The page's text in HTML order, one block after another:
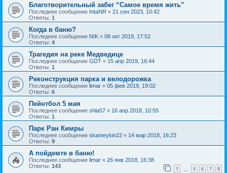
Благотворительный забег “Самое время жить”
Последнее сообщение IntaNR « 21 сен 2023, 10:42
Ответы: 1
Когда в баню?
Последнее сообщение NIK « 08 окт 2019, 17:52
Ответы: 4
Трагедия на реке Медведице
Последнее сообщение GDT « 15 апр 2019, 16:44
Ответы: 1
Реконструкция парка и велодорожка
Последнее сообщение limar « 05 фев 2019, 19:02
Ответы: 6
Пейнтбол 5 мая
Последнее сообщение shla57 « 16 апр 2018, 10:55
Ответы: 1
Парк Ран Кимры
Последнее сообщение skameykin22 « 14 мар 2018, 16:23
Ответы: 9
А пойдемте в баню!
Последнее сообщение limar « 26 янв 2018, 16:38
Ответы: 143 1 5 6 7 8